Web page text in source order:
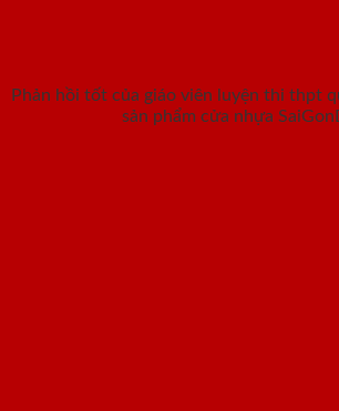
Phản hồi tốt của giáo viên luyện thi thpt
sản phẩm cửa nhựa